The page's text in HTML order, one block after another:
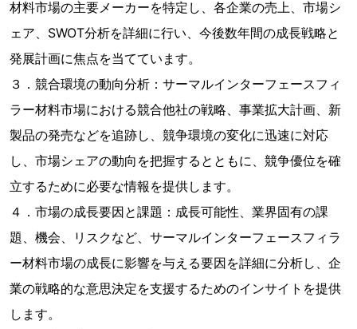
材料市場の主要メーカーを特定し、各企業の売上、市場シ
ェア、SWOT分析を詳細に行い、今後数年間の成長戦略と
発展計画に焦点を当てています。
３．競合環境の動向分析：サーマルインターフェースフィ
ラー材料市場における競合他社の戦略、事業拡大計画、新
製品の発売などを追跡し、競争環境の変化に迅速に対応
し、市場シェアの動向を把握するとともに、競争優位を確
立するために必要な情報を提供します。
４．市場の成長要因と課題：成長可能性、業界固有の課
題、機会、リスクなど、サーマルインターフェースフィラ
ー材料市場の成長に影響を与える要因を詳細に分析し、企
業の戦略的な意思決定を支援するためのインサイトを提供
します。